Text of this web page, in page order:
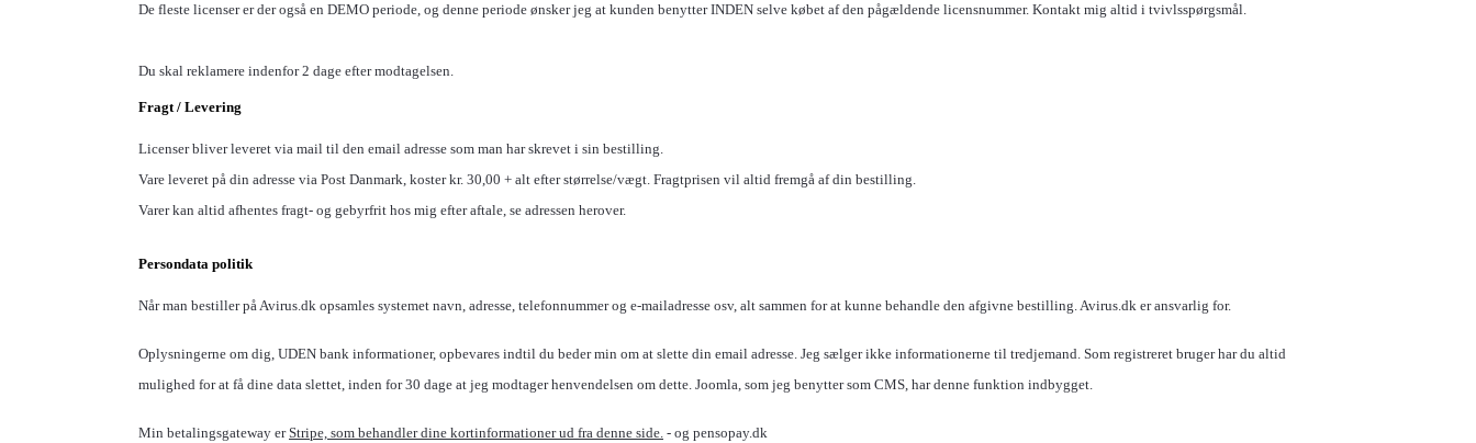
De fleste licenser er der også en DEMO periode, og denne periode ønsker jeg at kunden benytter INDEN selve købet af den pågældende licensnummer. Kontakt mig altid i tvivlsspørgsmål.
Du skal reklamere indenfor 2 dage efter modtagelsen.
Fragt / Levering
Licenser bliver leveret via mail til den email adresse som man har skrevet i sin bestilling.
Vare leveret på din adresse via Post Danmark, koster kr. 30,00 + alt efter størrelse/vægt. Fragtprisen vil altid fremgå af din bestilling.
Varer kan altid afhentes fragt- og gebyrfrit hos mig efter aftale, se adressen herover.
Persondata politik
Når man bestiller på Avirus.dk opsamles systemet navn, adresse, telefonnummer og e-mailadresse osv, alt sammen for at kunne behandle den afgivne bestilling. Avirus.dk er ansvarlig for.
Oplysningerne om dig, UDEN bank informationer, opbevares indtil du beder min om at slette din email adresse. Jeg sælger ikke informationerne til tredjemand. Som registreret bruger har du altid
mulighed for at få dine data slettet, inden for 30 dage at jeg modtager henvendelsen om dette. Joomla, som jeg benytter som CMS, har denne funktion indbygget.
Min betalingsgateway erStripe, som behandler dine kortinformationer ud fra denne side. - og pensopay.dk